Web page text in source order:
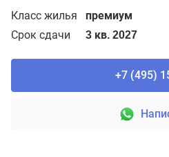
Класс жилья премиум
Срок сдачи 3 кв. 2027